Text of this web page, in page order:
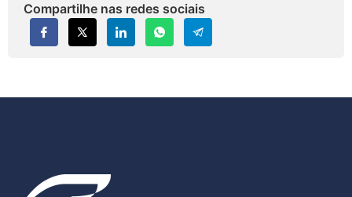
Compartilhe nas redes sociais